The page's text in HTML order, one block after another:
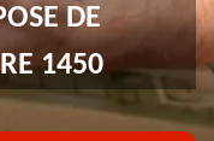
DE
1450